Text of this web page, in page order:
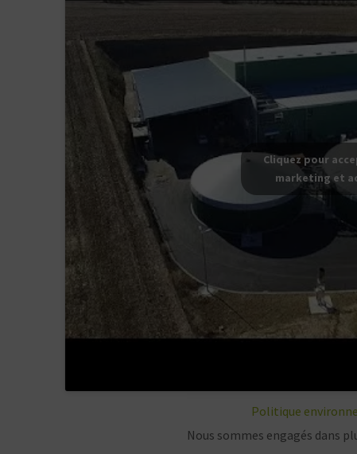
Cliquez pour
marketing et
Politique
Nous sommes engagés dans